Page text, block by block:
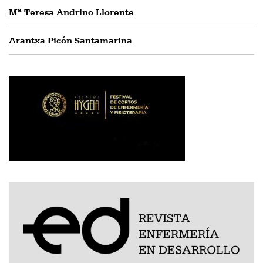
Mª Teresa Andrino Llorente
Arantxa Picón Santamarina